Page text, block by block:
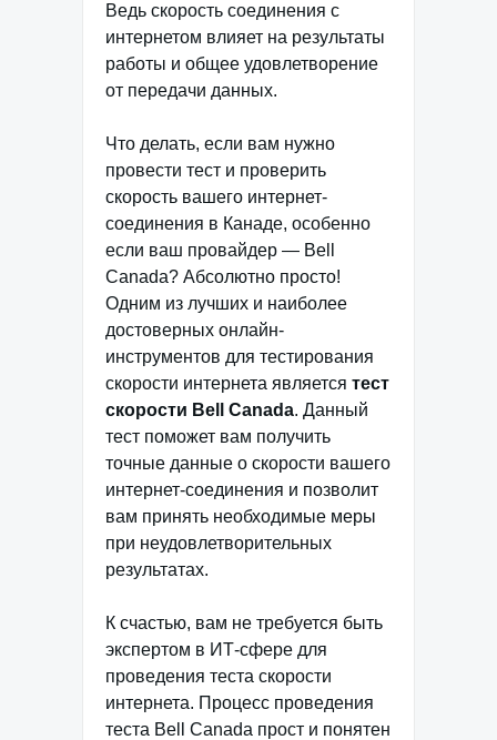
Ведь скорость соединения с
интернетом влияет на результаты
работы и общее удовлетворение
от передачи данных.
Что делать, если вам нужно
провести тест и проверить
скорость вашего интернет-
соединения в Канаде, особенно
если ваш провайдер — Bell
Canada? Абсолютно просто!
Одним из лучших и наиболее
достоверных онлайн-
инструментов для тестирования
скорости интернета является тест
скорости Bell Canada. Данный
тест поможет вам получить
точные данные о скорости вашего
интернет-соединения и позволит
вам принять необходимые меры
при неудовлетворительных
результатах.
К счастью, вам не требуется быть
экспертом в ИТ-сфере для
проведения теста скорости
интернета. Процесс проведения
теста Bell Canada прост и понятен